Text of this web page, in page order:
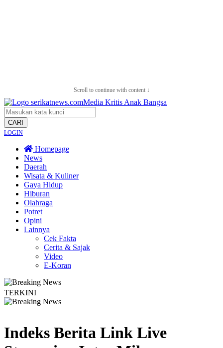
Scroll to continue with content ↓
CARI
LOGIN
Homepage
News
Daerah
Wisata & Kuliner
Gaya Hidup
Hiburan
Olahraga
Potret
Opini
Lainnya
Cek Fakta
Cerita & Sajak
Video
E-Koran
TERKINI
Indeks Berita Link Live